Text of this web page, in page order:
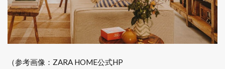
（参考画像：ZARA HOME公式HP